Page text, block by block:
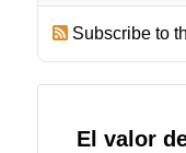
Subscribe to
El valor